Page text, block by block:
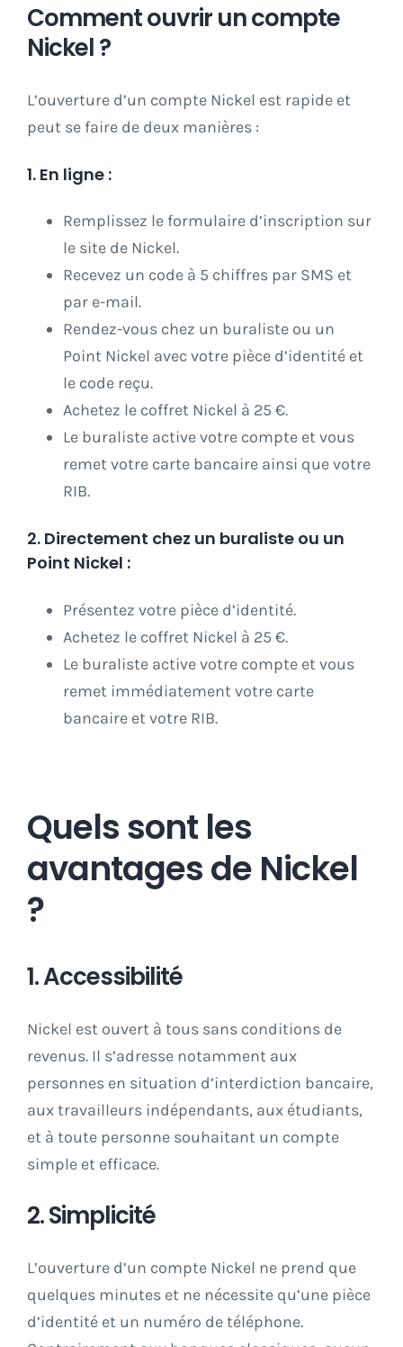
Comment ouvrir un compte
Nickel ?
L’ouverture d’un compte Nickel est rapide et
peut se faire de deux manières :
1. En ligne :
Remplissez le formulaire d’inscription sur
le site de Nickel.
Recevez un code à 5 chiffres par SMS et
par e-mail.
Rendez-vous chez un buraliste ou un
Point Nickel avec votre pièce d’identité et
le code reçu.
Achetez le coffret Nickel à 25 €.
Le buraliste active votre compte et vous
remet votre carte bancaire ainsi que votre
RIB.
2. Directement chez un buraliste ou un
Point Nickel :
Présentez votre pièce d’identité.
Achetez le coffret Nickel à 25 €.
Le buraliste active votre compte et vous
remet immédiatement votre carte
bancaire et votre RIB.
Quels sont les
avantages de Nickel
?
1. Accessibilité
Nickel est ouvert à tous sans conditions de
revenus. Il s’adresse notamment aux
personnes en situation d’interdiction bancaire,
aux travailleurs indépendants, aux étudiants,
et à toute personne souhaitant un compte
simple et efficace.
2. Simplicité
L’ouverture d’un compte Nickel ne prend que
quelques minutes et ne nécessite qu’une pièce
d’identité et un numéro de téléphone.